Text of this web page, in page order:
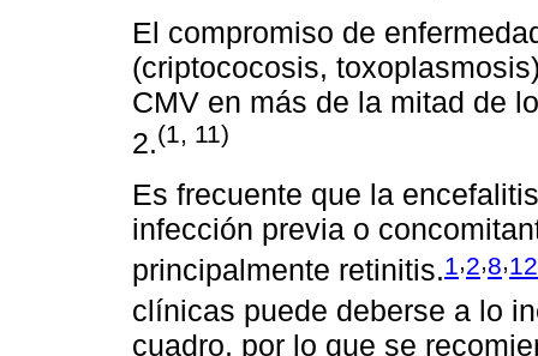
El compromiso de
(criptococosis,
CMV en más de la mitad de
2.(1, 11)
Es frecuente que la
infección previa o
principalmente retinitis.1 ,2,8,12
clínicas puede deberse a lo
cuadro, por lo que se